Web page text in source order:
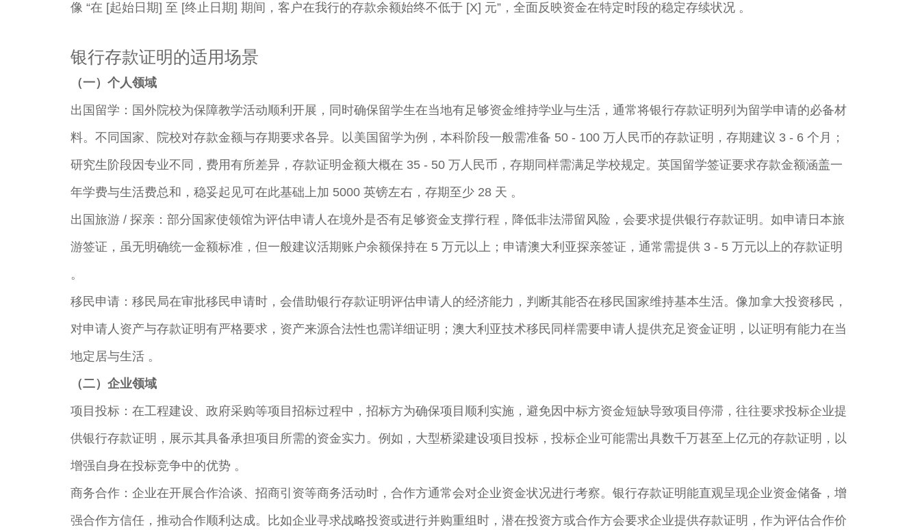
像 “在 [起始日期] 至 [终止日期] 期间，客户在我行的存款余额始终不低于 [X] 元”，全面反映资金在特定时段的稳定存续状况 。​
银行存款证明的适用场景​
（一）个人领域​
出国留学：国外院校为保障教学活动顺利开展，同时确保留学生在当地有足够资金维持学业与生活，通常将银行存款证明列为留学申请的必备材
料。不同国家、院校对存款金额与存期要求各异。以美国留学为例，本科阶段一般需准备 50 - 100 万人民币的存款证明，存期建议 3 - 6 个月；
研究生阶段因专业不同，费用有所差异，存款证明金额大概在 35 - 50 万人民币，存期同样需满足学校规定。英国留学签证要求存款金额涵盖一
年学费与生活费总和，稳妥起见可在此基础上加 5000 英镑左右，存期至少 28 天 。​
出国旅游 / 探亲：部分国家使领馆为评估申请人在境外是否有足够资金支撑行程，降低非法滞留风险，会要求提供银行存款证明。如申请日本旅
游签证，虽无明确统一金额标准，但一般建议活期账户余额保持在 5 万元以上；申请澳大利亚探亲签证，通常需提供 3 - 5 万元以上的存款证明
。​
移民申请：移民局在审批移民申请时，会借助银行存款证明评估申请人的经济能力，判断其能否在移民国家维持基本生活。像加拿大投资移民，
对申请人资产与存款证明有严格要求，资产来源合法性也需详细证明；澳大利亚技术移民同样需要申请人提供充足资金证明，以证明有能力在当
地定居与生活 。​
（二）企业领域​
项目投标：在工程建设、政府采购等项目招标过程中，招标方为确保项目顺利实施，避免因中标方资金短缺导致项目停滞，往往要求投标企业提
供银行存款证明，展示其具备承担项目所需的资金实力。例如，大型桥梁建设项目投标，投标企业可能需出具数千万甚至上亿元的存款证明，以
增强自身在投标竞争中的优势 。​
商务合作：企业在开展合作洽谈、招商引资等商务活动时，合作方通常会对企业资金状况进行考察。银行存款证明能直观呈现企业资金储备，增
强合作方信任，推动合作顺利达成。比如企业寻求战略投资或进行并购重组时，潜在投资方或合作方会要求企业提供存款证明，作为评估合作价